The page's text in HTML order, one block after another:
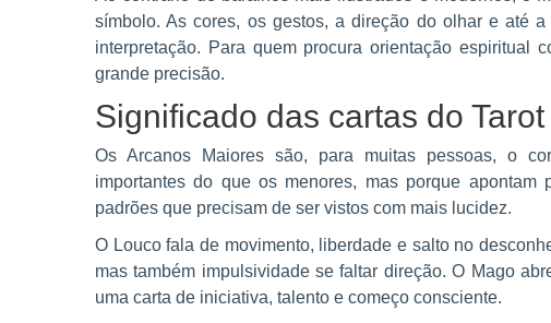
símbolo. As cores, os gestos, a direção do olhar e até
interpretação. Para quem procura orientação espiritual
grande precisão.
Significado das cartas do
Os Arcanos Maiores são, para muitas pessoas, o
importantes do que os menores, mas porque
padrões que precisam de ser vistos com mais lucidez.
O Louco fala de movimento, liberdade e salto no
mas também impulsividade se faltar direção. O Mago
uma carta de iniciativa, talento e começo consciente.